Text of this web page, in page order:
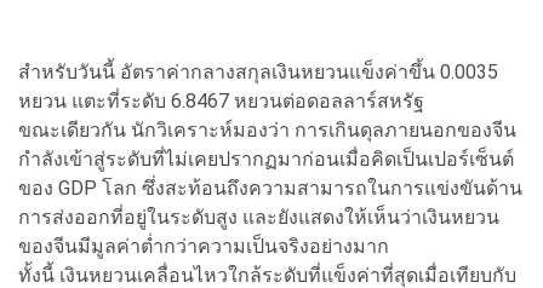
สำหรับวันนี้ อัตราค่ากลางสกุลเงินหยวนแข็งค่าขึ้น 0.0035
หยวน แตะที่ระดับ 6.8467 หยวนต่อดอลลาร์สหรัฐ
ขณะเดียวกัน นักวิเคราะห์มองว่า การเกินดุลภายนอกของจีน
กำลังเข้าสู่ระดับที่ไม่เคยปรากฏมาก่อนเมื่อคิดเป็นเปอร์เซ็นต์
ของ GDP โลก ซึ่งสะท้อนถึงความสามารถในการแข่งขันด้าน
การส่งออกที่อยู่ในระดับสูง และยังแสดงให้เห็นว่าเงินหยวน
ของจีนมีมูลค่าต่ำกว่าความเป็นจริงอย่างมาก
ทั้งนี้ เงินหยวนเคลื่อนไหวใกล้ระดับที่แข็งค่าที่สุดเมื่อเทียบกับ